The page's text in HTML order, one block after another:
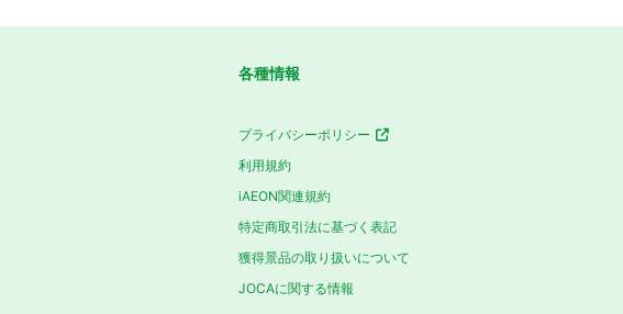
各種情報
プライバシーポリシー
利用規約
iAEON関連規約
特定商取引法に基づく表記
獲得景品の取り扱いについて
JOCAに関する情報